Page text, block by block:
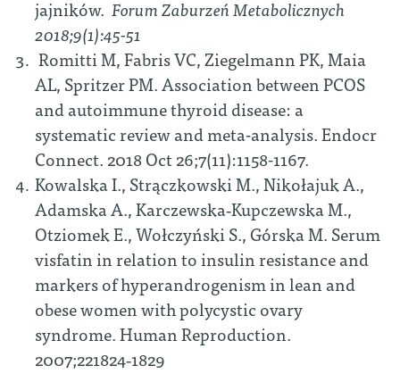
jajników. Forum Zaburzeń Metabolicznych
2018;9(1):45-51
Romitti M, Fabris VC, Ziegelmann PK, Maia
AL, Spritzer PM. Association between PCOS
and autoimmune thyroid disease: a
systematic review and meta-analysis. Endocr
Connect. 2018 Oct 26;7(11):1158-1167.
Kowalska I., Strączkowski M., Nikołajuk A.,
Adamska A., Karczewska‑Kupczewska M.,
Otziomek E., Wołczyński S., Górska M. Serum
visfatin in relation to insulin resistance and
markers of hyperandrogenism in lean and
obese women with polycystic ovary
syndrome. Human Reproduction.
2007;221824‑1829